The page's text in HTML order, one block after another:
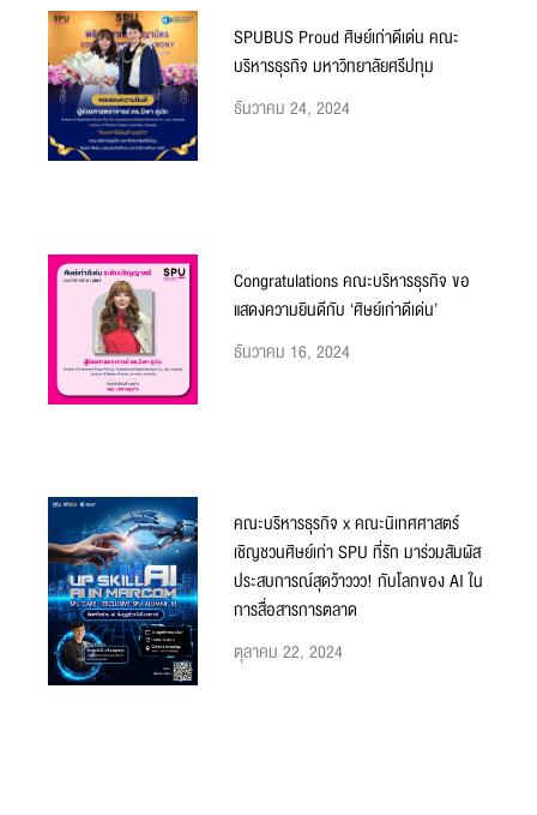
SPUBUS Proud ศิษย์เก่าดีเด่น คณะ
บริหารธุรกิจ มหาวิทยาลัยศรีปทุม
ธันวาคม 24, 2024
Congratulations คณะบริหารธุรกิจ ขอ
แสดงความยินดีกับ ‘ศิษย์เก่าดีเด่น’
ธันวาคม 16, 2024
คณะบริหารธุรกิจ x คณะนิเทศศาสตร์
เชิญชวนศิษย์เก่า SPU ที่รัก มาร่วมสัมผัส
ประสบการณ์สุดว้าววว! กับโลกของ AI ใน
การสื่อสารการตลาด
ตุลาคม 22, 2024